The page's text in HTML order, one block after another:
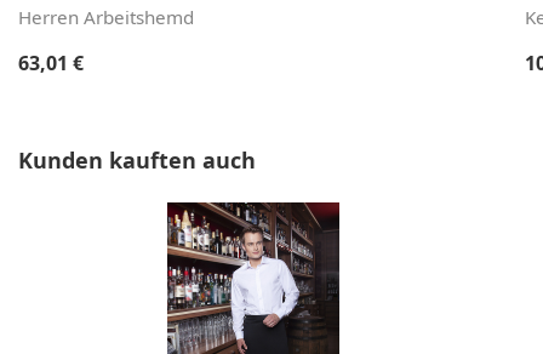
Herren Arbeitshemd
Regulärer Preis:
63,01 €
Produktgalerie überspringen
Kunden kauften auch